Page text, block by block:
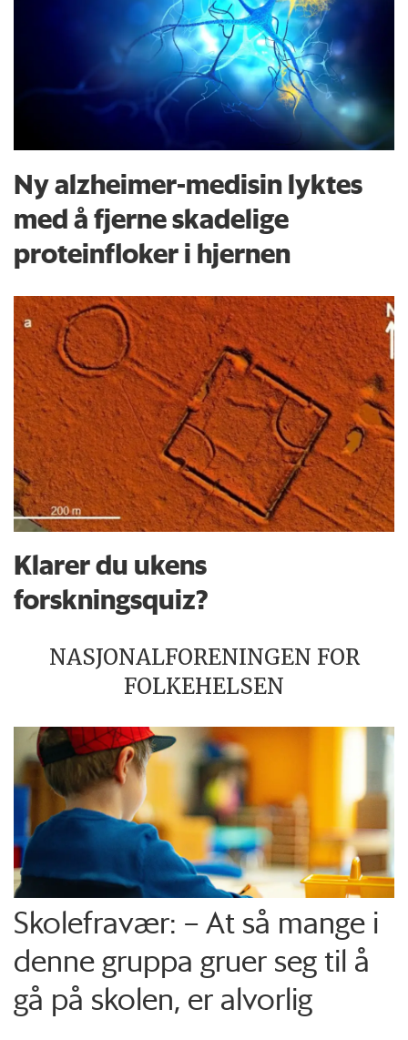
Ny alzheimer-medisin lyktes
med å fjerne skadelige
proteinfloker i hjernen
Klarer du ukens
forskningsquiz?
NASJONALFORENINGEN FOR
FOLKEHELSEN
Skolefravær: – At så mange i
denne gruppa gruer seg til å
gå på skolen, er alvorlig